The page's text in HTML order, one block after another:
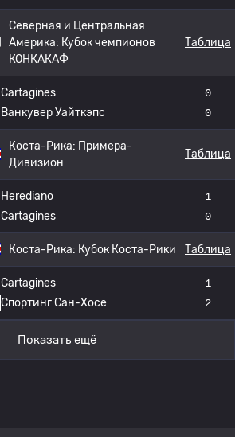
Северная и Центральная
Америка: Кубок чемпионов
КОНКАКАФ
Таблица
Cartagines
Ванкувер Уайткэпс
0
0
Коста-Рика: Примера-
Дивизион
Таблица
Herediano
Cartagines
1
0
Коста-Рика: Кубок Коста-Рики Таблица
Cartagines
Спортинг Сан-Хосе
1
2
Показать ещё